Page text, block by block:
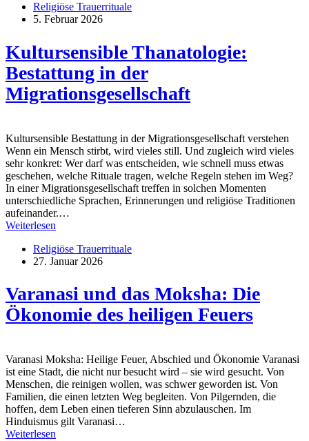
Religiöse Trauerrituale
5. Februar 2026
Kultursensible Thanatologie:
Bestattung in der
Migrationsgesellschaft
Kultursensible Bestattung in der Migrationsgesellschaft verstehen
Wenn ein Mensch stirbt, wird vieles still. Und zugleich wird vieles
sehr konkret: Wer darf was entscheiden, wie schnell muss etwas
geschehen, welche Rituale tragen, welche Regeln stehen im Weg?
In einer Migrationsgesellschaft treffen in solchen Momenten
unterschiedliche Sprachen, Erinnerungen und religiöse Traditionen
aufeinander.…
Weiterlesen
Religiöse Trauerrituale
27. Januar 2026
Varanasi und das Moksha: Die
Ökonomie des heiligen Feuers
Varanasi Moksha: Heilige Feuer, Abschied und Ökonomie Varanasi
ist eine Stadt, die nicht nur besucht wird – sie wird gesucht. Von
Menschen, die reinigen wollen, was schwer geworden ist. Von
Familien, die einen letzten Weg begleiten. Von Pilgernden, die
hoffen, dem Leben einen tieferen Sinn abzulauschen. Im
Hinduismus gilt Varanasi…
Weiterlesen